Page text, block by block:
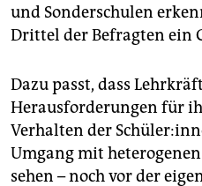
und Sonderschulen
Drittel der Befragten ein
Dazu passt, dass
Herausforderungen für
Verhalten der
Umgang mit heterogenen
sehen – noch vor der